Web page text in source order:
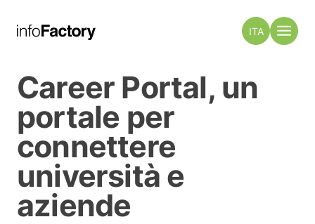
ITA
Career Portal, un
portale per
connettere
università e
aziende